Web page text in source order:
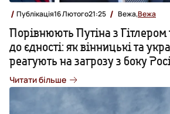
Публікація16 Лютого21:25 Вежа,Вежа
Порівнюють Путіна з Гітлером
до єдності: як вінницькі та
реагують на загрозу з боку
Читати більше